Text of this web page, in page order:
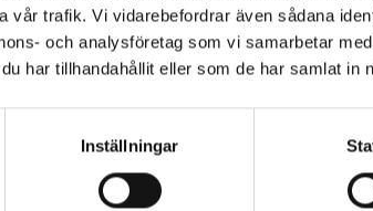
vår trafik. Vi vidarebefordrar även sådana
och analysföretag som vi samarbetar
har tillhandahållit eller som de har samlat in
Inställningar
även är